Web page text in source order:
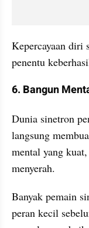
Kepercayaan diri
penentu
6. Bangun
Dunia sinetron
langsung
mental yang
menyerah.
Banyak pemain
peran kecil